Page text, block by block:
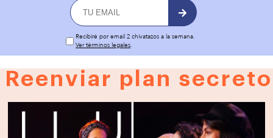
Recibiré por email 2 chivatazos a la semana.
Ver términos legales.
Reenviar plan secreto